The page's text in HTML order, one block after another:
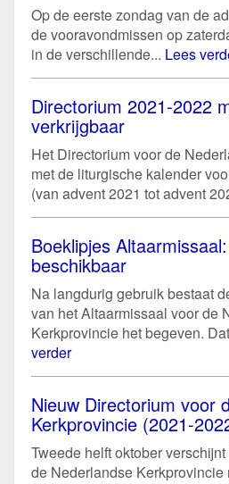
Op de eerste zondag van de
de vooravondmissen op
in de verschillende... Lees
Directorium 2021-2022
verkrijgbaar
Het Directorium voor de
met de liturgische kalender
(van advent 2021 tot advent
Boeklipjes
beschikbaar
Na langdurig gebruik bestaat
van het Altaarmissaal voor de
Kerkprovincie het begeven.
verder
Nieuw Directorium voor
Kerkprovincie (2021-
Tweede helft oktober
de Nederlandse Kerkprovincie